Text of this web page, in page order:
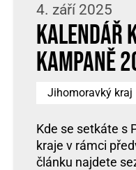
4. září 2025
Kalendář
kampaně
Jihomoravký kraj
Kde se setkáte s
kraje v rámci
článku najdete